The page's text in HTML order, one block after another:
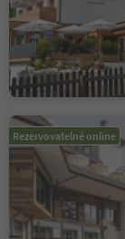
Rezervovatelné online